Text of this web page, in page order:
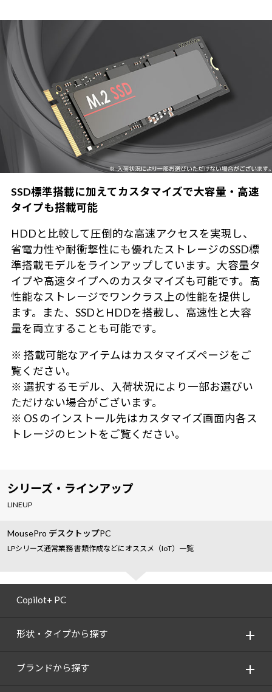
SSD標準搭載に加えてカスタマイズで大容量・高速
タイプも搭載可能
HDDと比較して圧倒的な高速アクセスを実現し、
省電力性や耐衝撃性にも優れたストレージのSSD標
準搭載モデルをラインアップしています。大容量タ
イプや高速タイプへのカスタマイズも可能です。高
性能なストレージでワンクラス上の性能を提供し
ます。また、SSDとHDDを搭載し、高速性と大容
量を両立することも可能です。
※ 搭載可能なアイテムはカスタマイズページをご
覧ください。
※ 選択するモデル、入荷状況により一部お選びい
ただけない場合がございます。
※ OS のインストール先はカスタマイズ画面内各ス
トレージのヒントをご覧ください。
シリーズ・ラインアップ
LINEUP
MousePro デスクトップPC
LPシリーズ通常業務 書類作成などにオススメ（IoT）一覧
Copilot+ PC
形状・タイプから探す
ブランドから探す